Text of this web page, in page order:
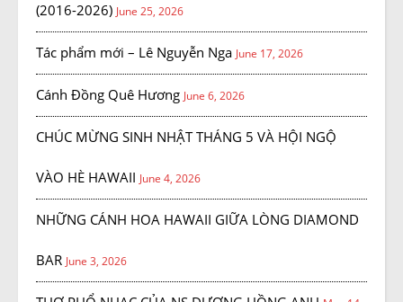
(2016-2026) June 25, 2026
Tác phẩm mới – Lê Nguyễn Nga June 17, 2026
Cánh Đồng Quê Hương June 6, 2026
CHÚC MỪNG SINH NHẬT THÁNG 5 VÀ HỘI NGỘ
VÀO HÈ HAWAII June 4, 2026
NHỮNG CÁNH HOA HAWAII GIỮA LÒNG DIAMOND
BAR June 3, 2026